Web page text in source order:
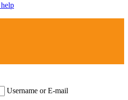
Username or E-mail